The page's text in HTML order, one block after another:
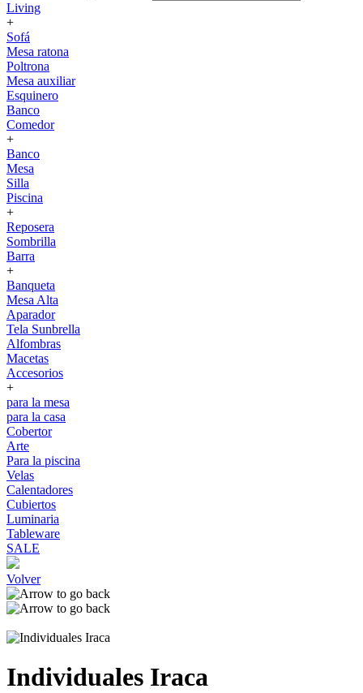
Living
+
Sofá
Mesa ratona
Poltrona
Mesa auxiliar
Esquinero
Banco
Comedor
+
Banco
Mesa
Silla
Piscina
+
Reposera
Sombrilla
Barra
+
Banqueta
Mesa Alta
Aparador
Tela Sunbrella
Alfombras
Macetas
Accesorios
+
para la mesa
para la casa
Cobertor
Arte
Para la piscina
Velas
Calentadores
Cubiertos
Luminaria
Tableware
SALE
Volver
Individuales Iraca